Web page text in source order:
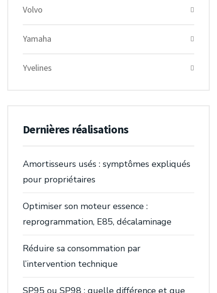
Volvo
Yamaha
Yvelines
Dernières réalisations
Amortisseurs usés : symptômes expliqués
pour propriétaires
Optimiser son moteur essence :
reprogrammation, E85, décalaminage
Réduire sa consommation par
l’intervention technique
SP95 ou SP98 : quelle différence et que